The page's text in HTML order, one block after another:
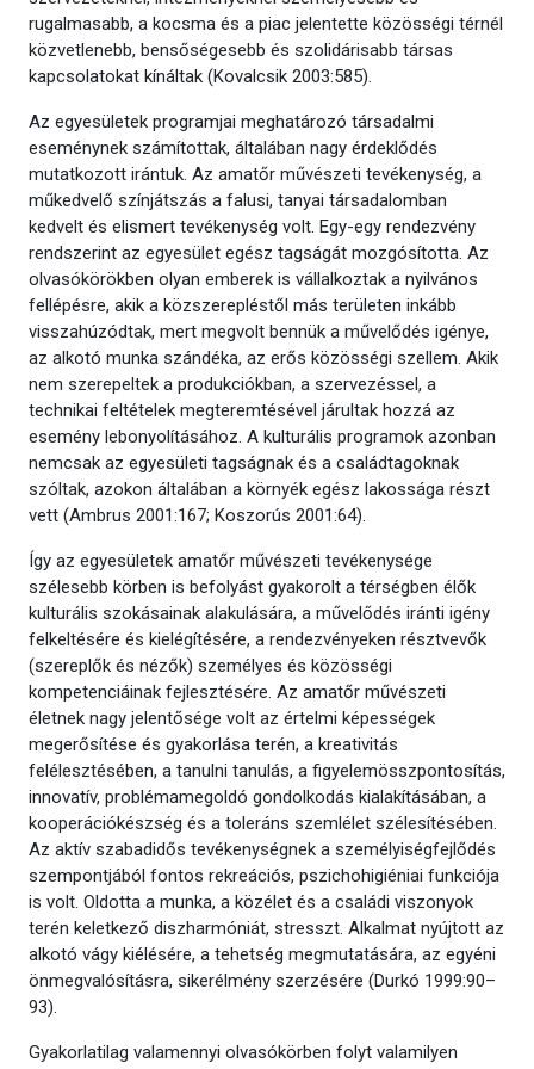
rugalmasabb, a kocsma és a piac jelentette közösségi térnél
közvetlenebb, bensőségesebb és szolidárisabb társas
kapcsolatokat kínáltak (Kovalcsik 2003:585).
Az egyesületek programjai meghatározó társadalmi
eseménynek számítottak, általában nagy érdeklődés
mutatkozott irántuk. Az amatőr művészeti tevékenység, a
műkedvelő színjátszás a falusi, tanyai társadalomban
kedvelt és elismert tevékenység volt. Egy-egy rendezvény
rendszerint az egyesület egész tagságát mozgósította. Az
olvasókörökben olyan emberek is vállalkoztak a nyilvános
fellépésre, akik a közszerepléstől más területen inkább
visszahúzódtak, mert megvolt bennük a művelődés igénye,
az alkotó munka szándéka, az erős közösségi szellem. Akik
nem szerepeltek a produkciókban, a szervezéssel, a
technikai feltételek megteremtésével járultak hozzá az
esemény lebonyolításához. A kulturális programok azonban
nemcsak az egyesületi tagságnak és a családtagoknak
szóltak, azokon általában a környék egész lakossága részt
vett (Ambrus 2001:167; Koszorús 2001:64).
Így az egyesületek amatőr művészeti tevékenysége
szélesebb körben is befolyást gyakorolt a térségben élők
kulturális szokásainak alakulására, a művelődés iránti igény
felkeltésére és kielégítésére, a rendezvényeken résztvevők
(szereplők és nézők) személyes és közösségi
kompetenciáinak fejlesztésére. Az amatőr művészeti
életnek nagy jelentősége volt az értelmi képességek
megerősítése és gyakorlása terén, a kreativitás
felélesztésében, a tanulni tanulás, a figyelemösszpontosítás,
innovatív, problémamegoldó gondolkodás kialakításában, a
kooperációkészség és a toleráns szemlélet szélesítésében.
Az aktív szabadidős tevékenységnek a személyiségfejlődés
szempontjából fontos rekreációs, pszichohigiéniai funkciója
is volt. Oldotta a munka, a közélet és a családi viszonyok
terén keletkező diszharmóniát, stresszt. Alkalmat nyújtott az
alkotó vágy kiélésére, a tehetség megmutatására, az egyéni
önmegvalósításra, sikerélmény szerzésére (Durkó 1999:90–
93).
Gyakorlatilag valamennyi olvasókörben folyt valamilyen